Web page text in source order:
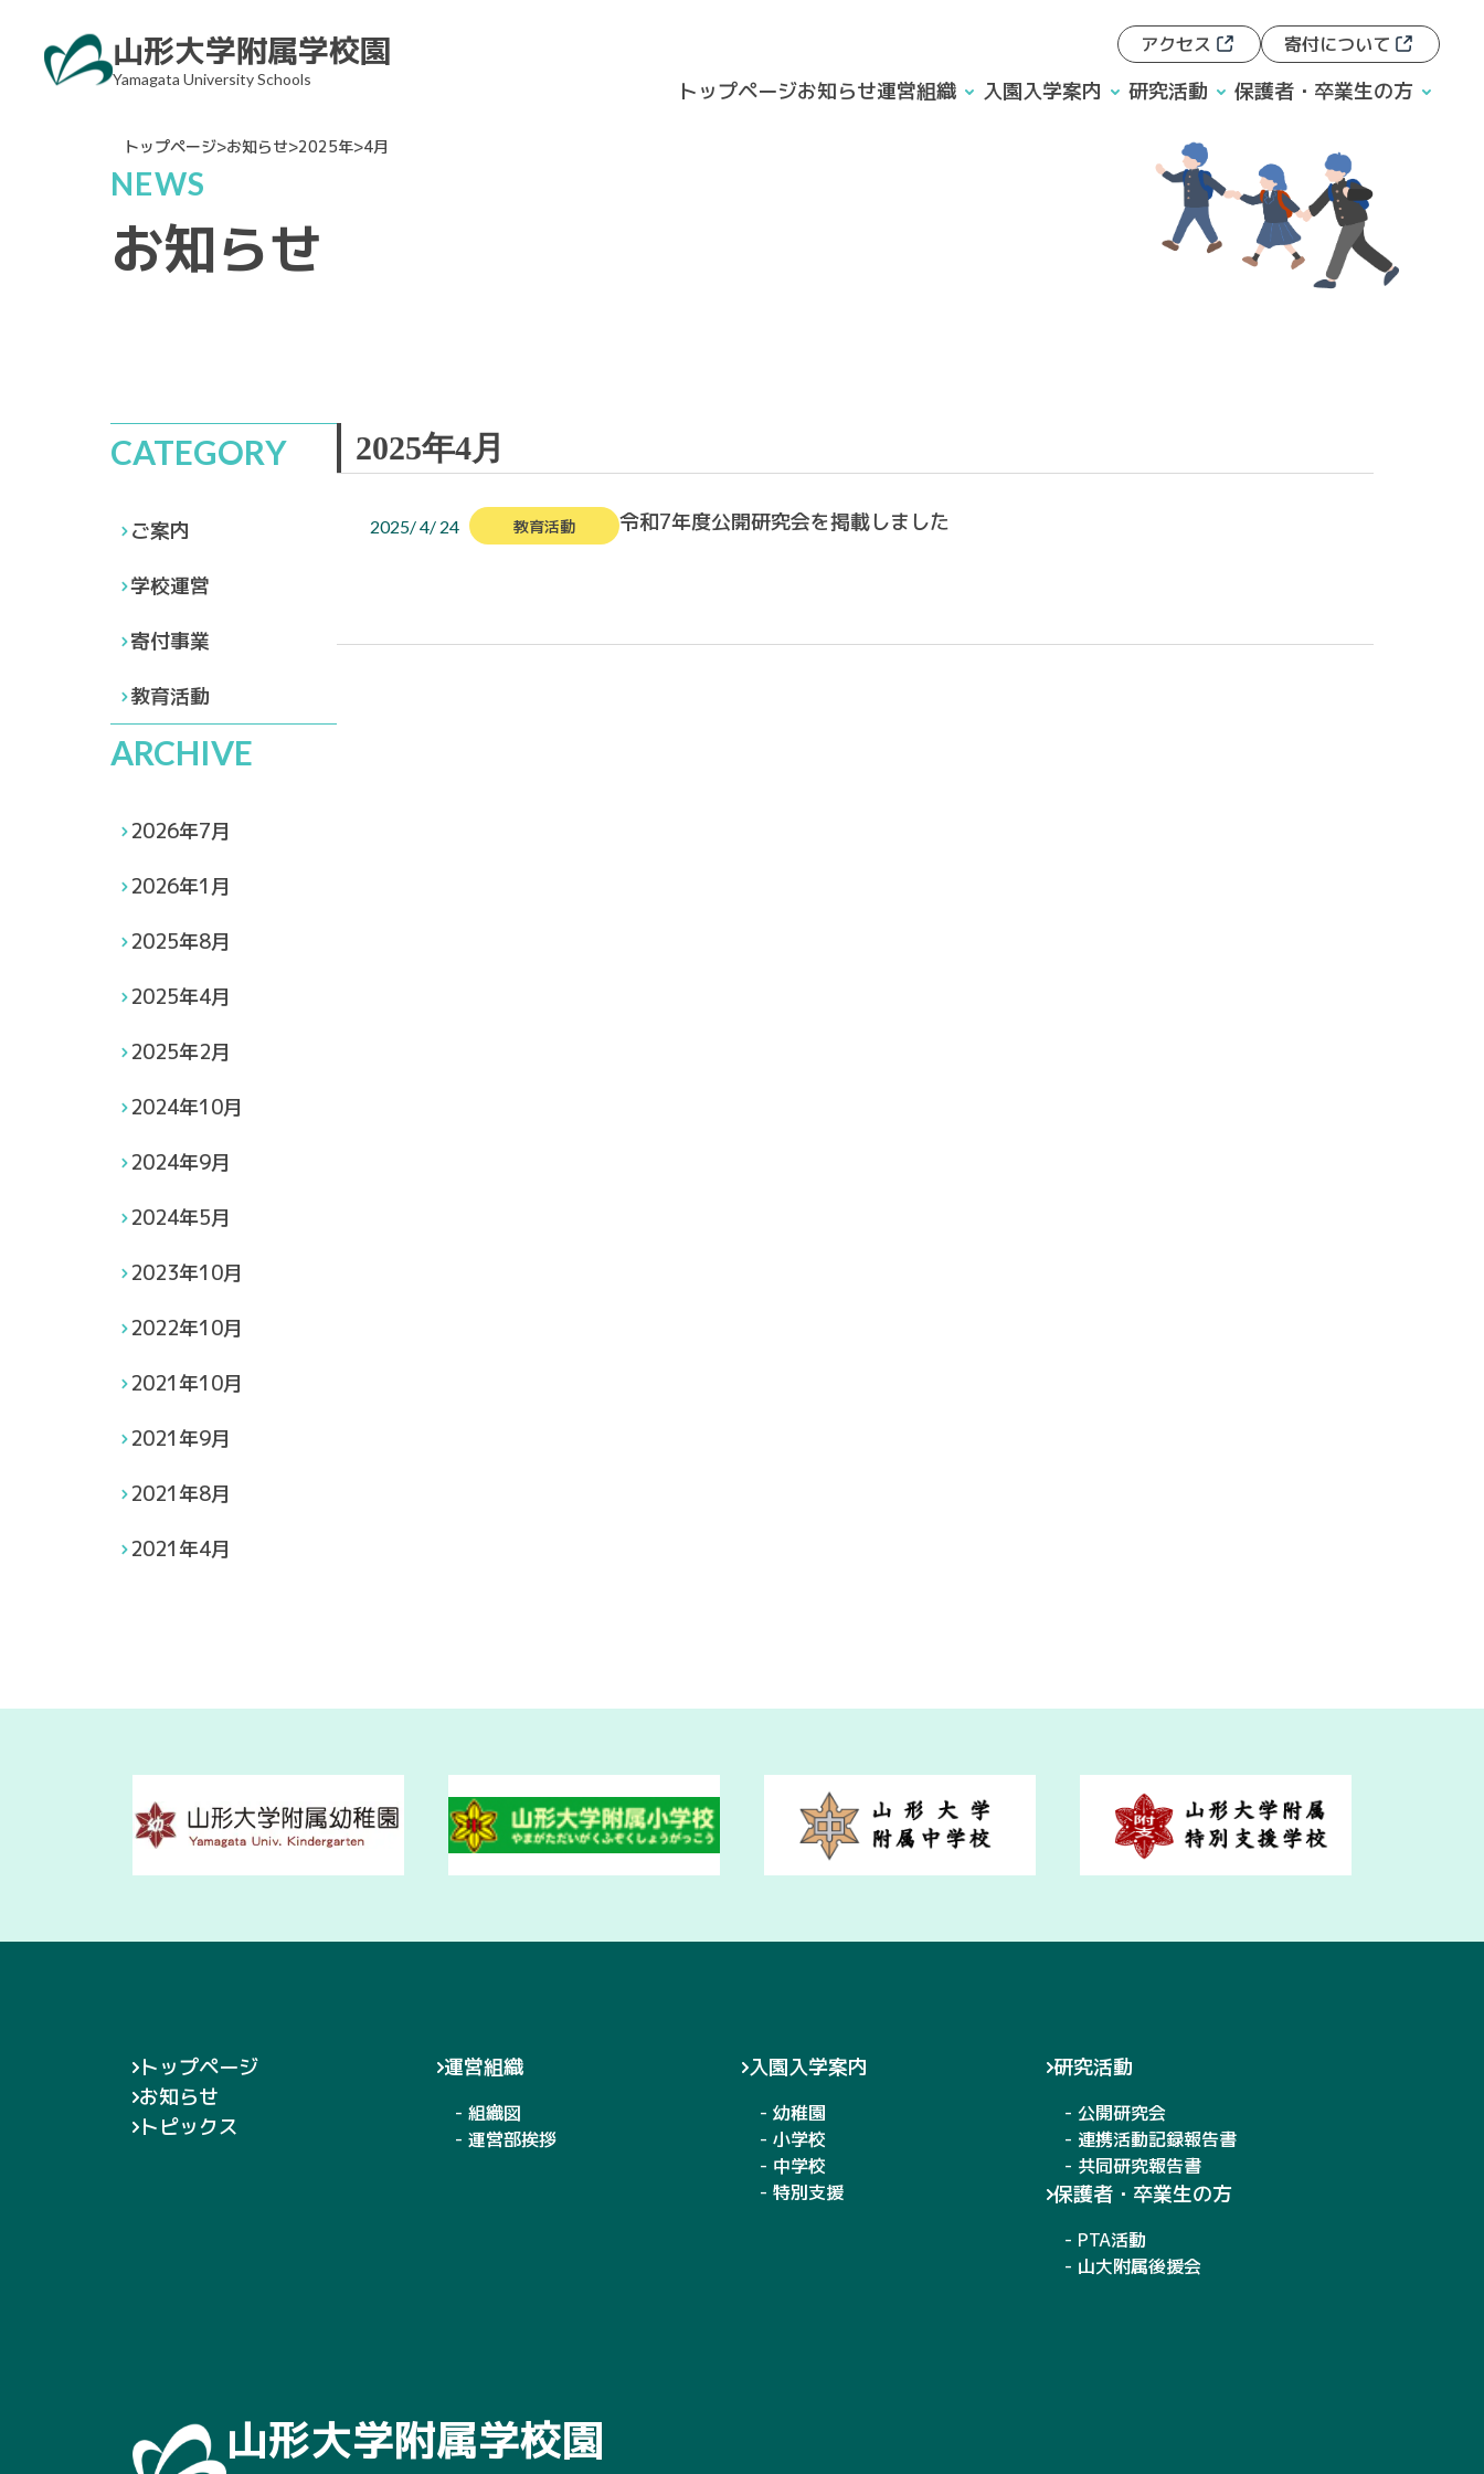
content
山形大学附属学校園
Yamagata University Schools
アクセス 寄付について
トップページお知らせ運営組織 入園入学案内 研究活動 保護者・卒業生の方
トップページ>お知らせ>2025年>4月
NEWS
お知らせ
2025年4月
2025/ 4/ 24 教育活動 令和7年度公開研究会を掲載しました
CATEGORY
ご案内
学校運営
寄付事業
教育活動
ARCHIVE
2026年7月
2026年1月
2025年8月
2025年4月
2025年2月
2024年10月
2024年9月
2024年5月
2023年10月
2022年10月
2021年10月
2021年9月
2021年8月
2021年4月
トップページ
お知らせ
トピックス
運営組織
- 組織図
- 運営部挨拶
入園入学案内
- 幼稚園
- 小学校
- 中学校
- 特別支援
研究活動
- 公開研究会
- 連携活動記録報告書
- 共同研究報告書
保護者・卒業生の方
- PTA活動
- 山大附属後援会
山形大学附属学校園